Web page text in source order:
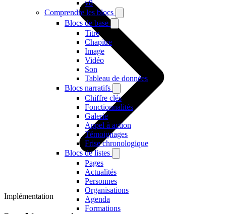
v8
Comprendre les blocs
Blocs de base
Titre
Chapitre
Image
Vidéo
Son
Tableau de données
Blocs narratifs
Chiffre clés
Fonctionnalités
Galerie
Appel à action
Témoignages
Frise chronologique
Blocs de listes
Pages
Actualités
Personnes
Organisations
Agenda
Formations
Implémentation